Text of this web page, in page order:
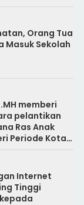
Orang Tua
Masuk Sekolah
memberi
pelantikan
Ras Anak
Periode Kota
Internet
Tinggi